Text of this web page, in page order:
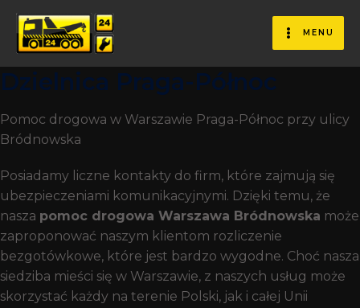
MENU
Pomoc Drogowa Dla
Użytkowników Dróg
Bródnowska W Warszawie
Dzielnica Praga-Północ
Pomoc drogowa w Warszawie Praga-Północ przy ulicy
Bródnowska
Posiadamy liczne kontakty do firm, które zajmują się
ubezpieczeniami komunikacyjnymi. Dzięki temu, że
nasza pomoc drogowa Warszawa Bródnowska może
zaproponować naszym klientom rozliczenie
bezgotówkowe, które jest bardzo wygodne. Choć nasza
siedziba mieści się w Warszawie, z naszych usług może
skorzystać każdy na terenie Polski, jak i całej Unii